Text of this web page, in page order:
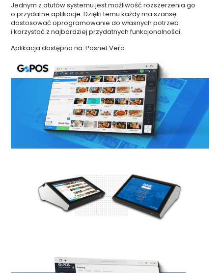
Jednym z atutów systemu jest możliwość rozszerzenia go
o przydatne aplikacje. Dzięki temu każdy ma szansę
dostosować oprogramowanie do własnych potrzeb
i korzystać z najbardziej przydatnych funkcjonalności.
Aplikacja dostępna na: Posnet Vero.